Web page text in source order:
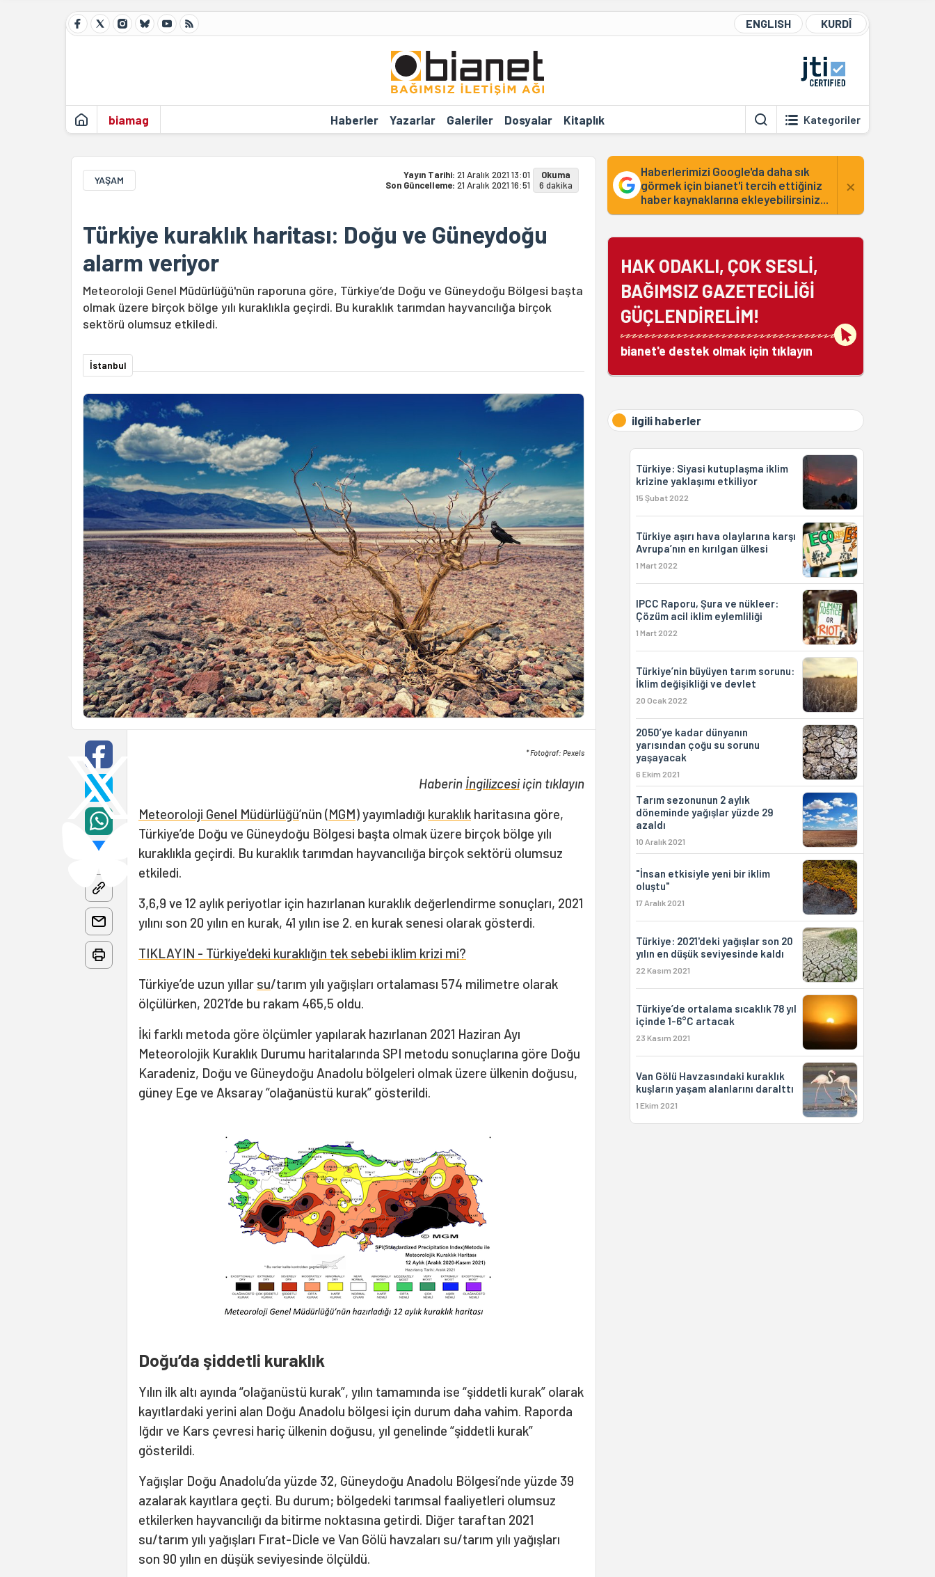
ENGLISH KURDÎ
biamag Haberler Yazarlar Galeriler Dosyalar Kitaplık Kategoriler
YAŞAM Yayın Tarihi: 21 Aralık 2021 13:01
Son Güncelleme: 21 Aralık 2021 16:51
Okuma
6 dakika
Türkiye kuraklık haritası: Doğu ve Güneydoğu
alarm veriyor
Meteoroloji Genel Müdürlüğü'nün raporuna göre, Türkiye’de Doğu ve Güneydoğu Bölgesi başta
olmak üzere birçok bölge yılı kuraklıkla geçirdi. Bu kuraklık tarımdan hayvancılığa birçok
sektörü olumsuz etkiledi.
İstanbul
* Fotoğraf: Pexels
Haberin İngilizcesiiçin tıklayın
Meteoroloji Genel Müdürlüğü’nün (MGM) yayımladığı kuraklık haritasına göre,
Türkiye’de Doğu ve Güneydoğu Bölgesi başta olmak üzere birçok bölge yılı
kuraklıkla geçirdi. Bu kuraklık tarımdan hayvancılığa birçok sektörü olumsuz
etkiledi.
3,6,9 ve 12 aylık periyotlar için hazırlanan kuraklık değerlendirme sonuçları, 2021
yılını son 20 yılın en kurak, 41 yılın ise 2. en kurak senesi olarak gösterdi.
TIKLAYIN - Türkiye'deki kuraklığın tek sebebi iklim krizi mi?
Türkiye’de uzun yıllar su/tarım yılı yağışları ortalaması 574 milimetre olarak
ölçülürken, 2021’de bu rakam 465,5 oldu.
İki farklı metoda göre ölçümler yapılarak hazırlanan 2021 Haziran Ayı
Meteorolojik Kuraklık Durumu haritalarında SPI metodu sonuçlarına göre Doğu
Karadeniz, Doğu ve Güneydoğu Anadolu bölgeleri olmak üzere ülkenin doğusu,
güney Ege ve Aksaray “olağanüstü kurak” gösterildi.
Doğu’da şiddetli kuraklık
Yılın ilk altı ayında “olağanüstü kurak”, yılın tamamında ise “şiddetli kurak” olarak
kayıtlardaki yerini alan Doğu Anadolu bölgesi için durum daha vahim. Raporda
Iğdır ve Kars çevresi hariç ülkenin doğusu, yıl genelinde “şiddetli kurak”
gösterildi.
Yağışlar Doğu Anadolu’da yüzde 32, Güneydoğu Anadolu Bölgesi’nde yüzde 39
azalarak kayıtlara geçti. Bu durum; bölgedeki tarımsal faaliyetleri olumsuz
etkilerken hayvancılığı da bitirme noktasına getirdi. Diğer taraftan 2021
su/tarım yılı yağışları Fırat-Dicle ve Van Gölü havzaları su/tarım yılı yağışları
son 90 yılın en düşük seviyesinde ölçüldü.
Haberlerimizi Google'da daha sık
görmek için bianet'i tercih ettiğiniz
haber kaynaklarına ekleyebilirsiniz...
×
HAK ODAKLI, ÇOK SESLİ,
BAĞIMSIZ GAZETECİLİĞİ
GÜÇLENDİRELİM!
bianet'e destek olmak için tıklayın
ilgili haberler
Türkiye: Siyasi kutuplaşma iklim
krizine yaklaşımı etkiliyor
15 Şubat 2022
Türkiye aşırı hava olaylarına karşı
Avrupa’nın en kırılgan ülkesi
1 Mart 2022
IPCC Raporu, Şura ve nükleer:
Çözüm acil iklim eylemliliği
1 Mart 2022
Türkiye’nin büyüyen tarım sorunu:
İklim değişikliği ve devlet
20 Ocak 2022
2050’ye kadar dünyanın
yarısından çoğu su sorunu
yaşayacak
6 Ekim 2021
Tarım sezonunun 2 aylık
döneminde yağışlar yüzde 29
azaldı
10 Aralık 2021
"İnsan etkisiyle yeni bir iklim
oluştu"
17 Aralık 2021
Türkiye: 2021'deki yağışlar son 20
yılın en düşük seviyesinde kaldı
22 Kasım 2021
Türkiye’de ortalama sıcaklık 78 yıl
içinde 1-6°C artacak
23 Kasım 2021
Van Gölü Havzasındaki kuraklık
kuşların yaşam alanlarını daralttı
1 Ekim 2021